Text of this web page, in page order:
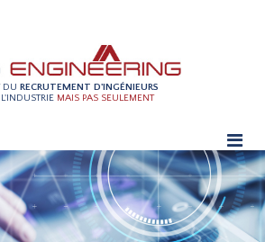
DU RECRUTEMENT D'INGÉNIEURS
MAIS PAS SEULEMENT